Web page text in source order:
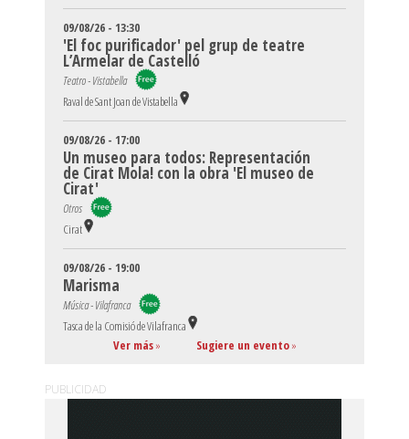
09/08/26 - 13:30
'El foc purificador' pel grup de teatre
L’Armelar de Castelló
Teatro - Vistabella
Raval de Sant Joan de Vistabella
09/08/26 - 17:00
Un museo para todos: Representación
de Cirat Mola! con la obra 'El museo de
Cirat'
Otros
Cirat
09/08/26 - 19:00
Marisma
Música - Vilafranca
Tasca de la Comisió de Vilafranca
Ver más» Sugiere un evento»
PUBLICIDAD